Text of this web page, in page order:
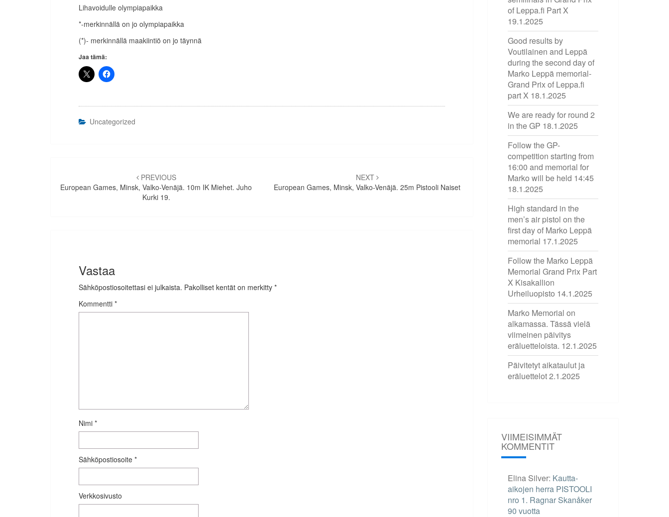
Lihavoidulle olympiapaikka
*-merkinnällä on jo olympiapaikka
(*)- merkinnällä maakiintiö on jo täynnä
Jaa tämä:
Uncategorized
selaus
PREVIOUS
European Games, Minsk, Valko-Venäjä. 10m IK Miehet. Juho
Kurki 19.
NEXT
European Games, Minsk, Valko-Venäjä. 25m Pistooli Naiset
Vastaa
Sähköpostiosoitettasi ei julkaista. Pakolliset kentät on merkitty *
Kommentti *
Nimi *
Sähköpostiosoite *
Verkkosivusto
of Leppa.fi Part X
19.1.2025
Good results by
Voutilainen and Leppä
during the second day of
Marko Leppä memorial-
Grand Prix of Leppa.fi
part X 18.1.2025
We are ready for round 2
in the GP 18.1.2025
Follow the GP-
competition starting from
16:00 and memorial for
Marko will be held 14:45
18.1.2025
High standard in the
men’s air pistol on the
first day of Marko Leppä
memorial 17.1.2025
Follow the Marko Leppä
Memorial Grand Prix Part
X Kisakallion
Urheiluopisto 14.1.2025
Marko Memorial on
alkamassa. Tässä vielä
viimeinen päivitys
eräluetteloista. 12.1.2025
Päivitetyt aikataulut ja
eräluettelot2.1.2025
VIIMEISIMMÄT
KOMMENTIT
Elina Silver: Kautta-
aikojen herra PISTOOLI
nro 1. Ragnar Skanåker
90 vuotta